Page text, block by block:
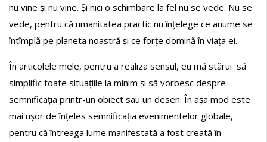
nu vine și nu vine. Și nici o schimbare la fel nu se vede. Nu se
vede, pentru că umanitatea practic nu înțelege ce anume se
întîmplă pe planeta noastră și ce forțe domină în viața ei.
În articolele mele, pentru a realiza sensul, eu mă stărui să
simplific toate situațiile la minim și să vorbesc despre
semnificația printr-un obiect sau un desen. În așa mod este
mai ușor de înțeles semnificația evenimentelor globale,
pentru că întreaga lume manifestată a fost creată în